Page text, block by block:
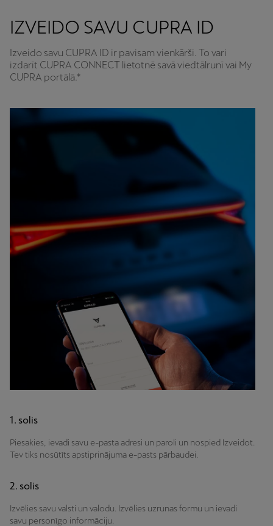
IZVEIDO SAVU CUPRA ID
Izveido savu CUPRA ID ir pavisam vienkārši. To vari
izdarīt CUPRA CONNECT lietotnē savā viedtālrunī vai My
CUPRA portālā.*
1. solis
Piesakies, ievadi savu e-pasta adresi un paroli un nospied Izveidot.
Tev tiks nosūtīts apstiprinājuma e-pasts pārbaudei.
2. solis
Izvēlies savu valsti un valodu. Izvēlies uzrunas formu un ievadi
savu personīgo informāciju.